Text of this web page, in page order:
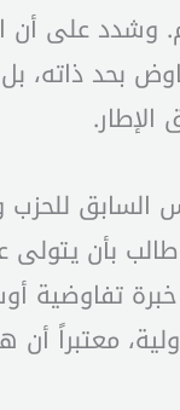
وشدد على أن
بحد ذاته، بل
الإطار.
للحزب
بأن يتولى
تفاوضية
معتبراً